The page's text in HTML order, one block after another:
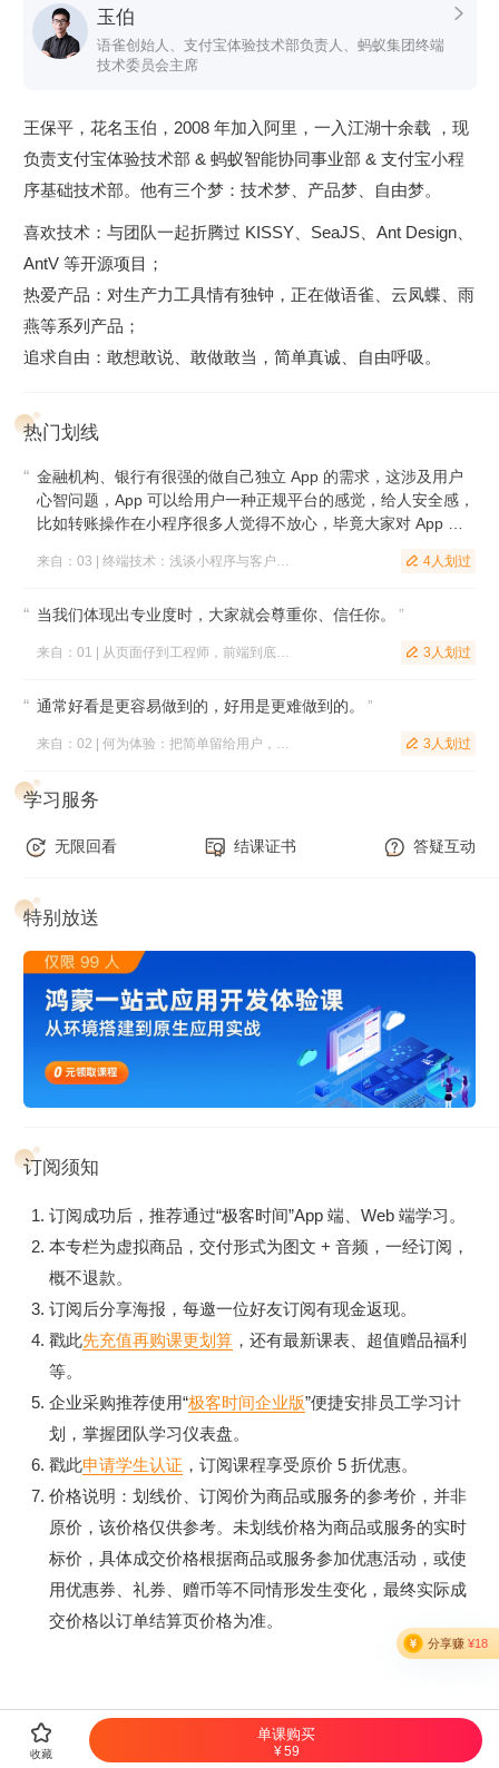
玉伯
语雀创始人、支付宝体验技术部负责人、蚂蚁集团终端
技术委员会主席

王保平，花名玉伯，2008 年加入阿里，一入江湖十余载 ，现
负责支付宝体验技术部 & 蚂蚁智能协同事业部 & 支付宝小程
序基础技术部。他有三个梦：技术梦、产品梦、自由梦。
喜欢技术：与团队一起折腾过 KISSY、SeaJS、Ant Design、
AntV 等开源项目；
热爱产品：对生产力工具情有独钟，正在做语雀、云凤蝶、雨
燕等系列产品；
追求自由：敢想敢说、敢做敢当，简单真诚、自由呼吸。
热门划线
金融机构、银行有很强的做自己独立 App 的需求，这涉及用户
心智问题，App 可以给用户一种正规平台的感觉，给人安全感，
比如转账操作在小程序很多人觉得不放心，毕竟大家对 App 的
App 有强需求，那就是偏工具性质的服务，如果做真正的工具，
 4人划过
当我们体现出专业度时，大家就会尊重你、信任你。 ”
 3人划过
通常好看是更容易做到的，好用是更难做到的。 ”
 3人划过
学习服务
无限回看 结课证书 答疑互动
特别放送
订阅须知
订阅成功后，推荐通过“极客时间”App 端、Web 端学习。
本专栏为虚拟商品，交付形式为图文 + 音频，一经订阅，
概不退款。
订阅后分享海报，每邀一位好友订阅有现金返现。
戳此先充值再购课更划算 ，还有最新课表、超值赠品福利
等。
企业采购推荐使用“极客时间企业版”便捷安排员工学习计
划，掌握团队学习仪表盘。
戳此申请学生认证 ，订阅课程享受原价 5 折优惠。
价格说明：划线价、订阅价为商品或服务的参考价，并非
原价，该价格仅供参考。未划线价格为商品或服务的实时
标价，具体成交价格根据商品或服务参加优惠活动，或使
用优惠券、礼券、赠币等不同情形发生变化，最终实际成
交价格以订单结算页价格为准。
 单课购买
59